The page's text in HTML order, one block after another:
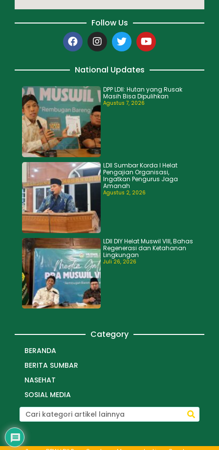
Follow Us
National Updates
DPP LDII: Hutan yang Rusak
Masih Bisa Dipulihkan
Agustus 7, 2026
LDII Sumbar Korda I Helat
Pengajian Organisasi,
Ingatkan Pengurus Jaga
Amanah
Agustus 2, 2026
LDII DIY Helat Muswil VIII, Bahas
Regenerasi dan Ketahanan
Lingkungan
Juli 26, 2026
Category
BERANDA
BERITA SUMBAR
NASEHAT
SOSIAL MEDIA